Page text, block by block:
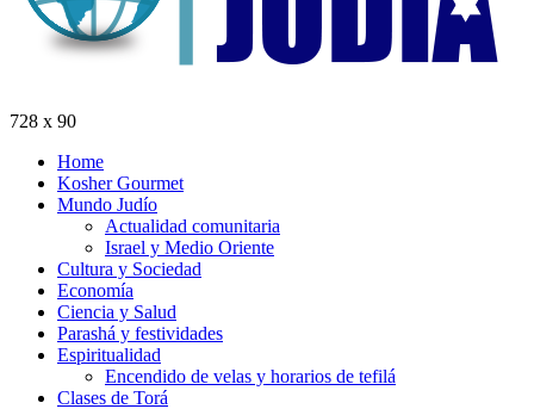
728 x 90
Home
Kosher Gourmet
Mundo Judío
Actualidad comunitaria
Israel y Medio Oriente
Cultura y Sociedad
Economía
Ciencia y Salud
Parashá y festividades
Espiritualidad
Encendido de velas y horarios de tefilá
Clases de Torá